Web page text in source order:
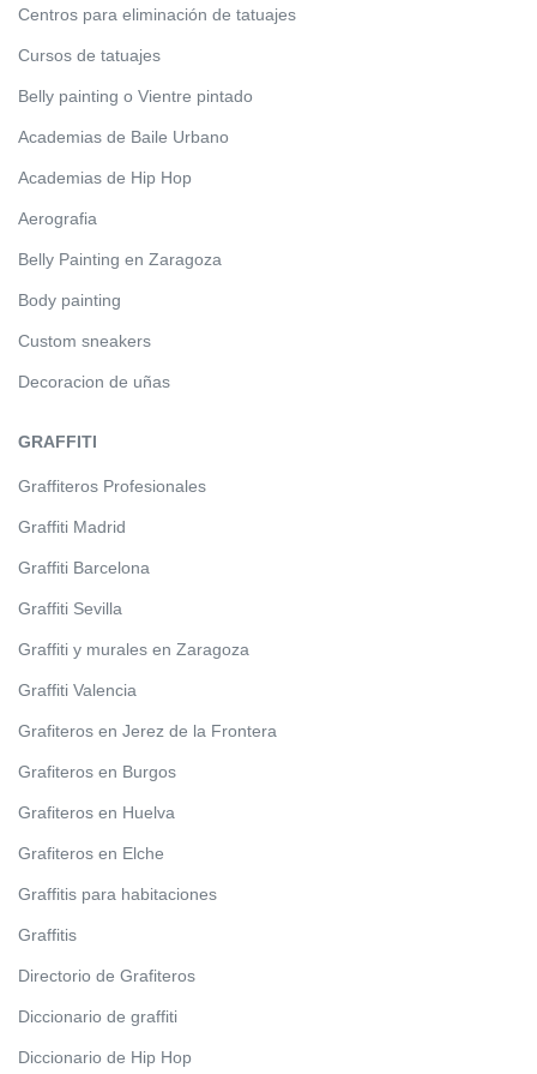
Centros para eliminación de tatuajes
Cursos de tatuajes
Belly painting o Vientre pintado
Academias de Baile Urbano
Academias de Hip Hop
Aerografia
Belly Painting en Zaragoza
Body painting
Custom sneakers
Decoracion de uñas
GRAFFITI
Graffiteros Profesionales
Graffiti Madrid
Graffiti Barcelona
Graffiti Sevilla
Graffiti y murales en Zaragoza
Graffiti Valencia
Grafiteros en Jerez de la Frontera
Grafiteros en Burgos
Grafiteros en Huelva
Grafiteros en Elche
Graffitis para habitaciones
Graffitis
Directorio de Grafiteros
Diccionario de graffiti
Diccionario de Hip Hop